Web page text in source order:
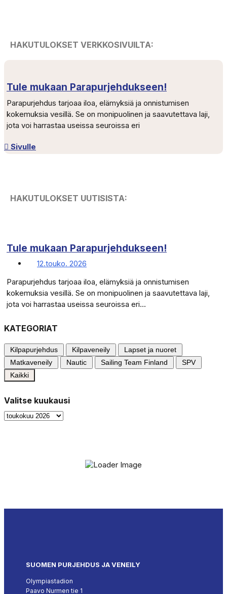
HAKUTULOKSET VERKKOSIVUILTA:
Tule mukaan Parapurjehdukseen!
Parapurjehdus tarjoaa iloa, elämyksiä ja onnistumisen
kokemuksia vesillä. Se on monipuolinen ja saavutettava laji,
jota voi harrastaa useissa seuroissa eri
Sivulle
HAKUTULOKSET UUTISISTA:
Tule mukaan Parapurjehdukseen!
12.touko. 2026
Parapurjehdus tarjoaa iloa, elämyksiä ja onnistumisen
kokemuksia vesillä. Se on monipuolinen ja saavutettava laji,
jota voi harrastaa useissa seuroissa eri...
KATEGORIAT
Kilpapurjehdus Kilpaveneily
Lapset ja nuoret
Matkaveneily
Nautic Sailing Team Finland
SPV
Kaikki
Valitse kuukausi
Valitse
SUOMEN PURJEHDUS JA VENEILY
Olympiastadion
Paavo Nurmen tie 1